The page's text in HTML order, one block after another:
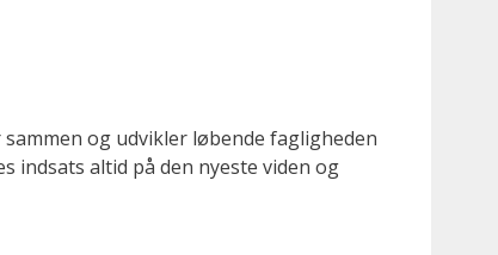
og udvikler løbende fagligheden
indsats altid på den nyeste viden og